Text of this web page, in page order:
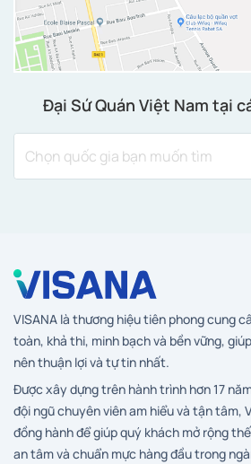
Đại Sứ Quán Việt Nam tại
VISANA là thương hiệu tiên phong cung
toàn, khả thi, minh bạch và bền vững,
nên thuận lợi và tự tin nhất.
Được xây dựng trên hành trình hơn 17
đội ngũ chuyên viên am hiểu và tận tâm,
đồng hành để giúp quý khách mở rộng
an tâm và chuẩn mực hàng đầu trong